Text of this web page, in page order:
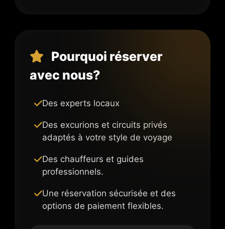
Pourquoi réserver
avec nous?
Des experts locaux
Des excurions et circuits privés
adaptés à votre style de voyage
Des chauffeurs et guides
professionnels.
Une réservation sécurisée et des
options de paiement flexibles.